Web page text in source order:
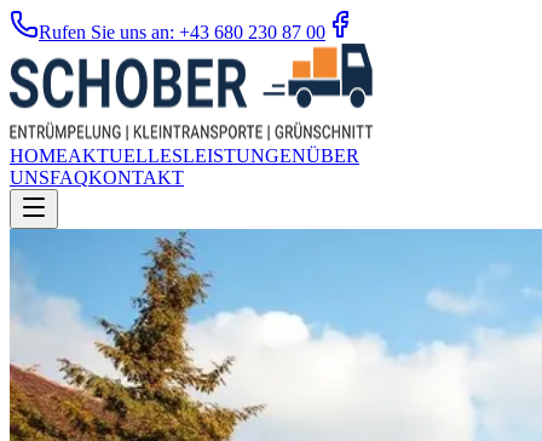
Rufen Sie uns an: +43 680 230 87 00
HOMEAKTUELLESLEISTUNGENÜBER
UNSFAQKONTAKT